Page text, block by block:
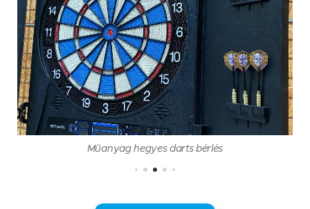
Műanyag hegyes darts bérlés